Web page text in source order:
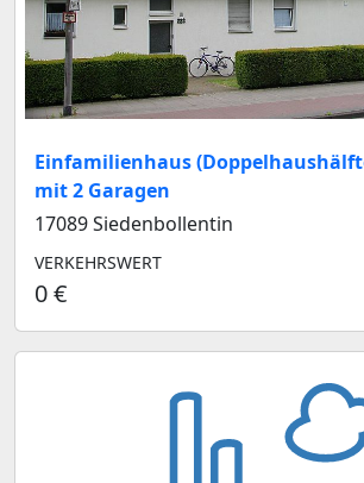
Einfamilienhaus
mit 2 Garagen
17089 Siedenbollentin
VERKEHRSWERT
0 €